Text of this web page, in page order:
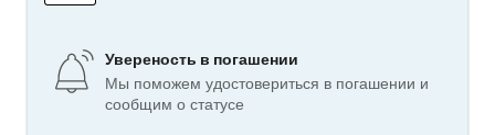
Увереность в погашении
Мы поможем удостовериться в погашении и
сообщим о статусе